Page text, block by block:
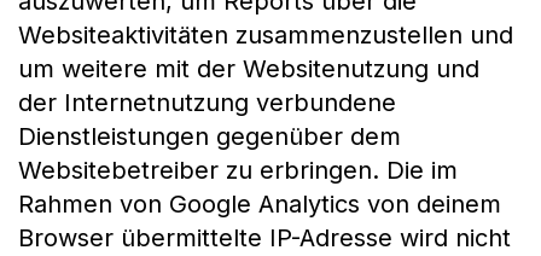
Websiteaktivitäten zusammenzustellen und
um weitere mit der Websitenutzung und
der Internetnutzung verbundene
Dienstleistungen gegenüber dem
Websitebetreiber zu erbringen. Die im
Rahmen von Google Analytics von deinem
Browser übermittelte IP-Adresse wird nicht